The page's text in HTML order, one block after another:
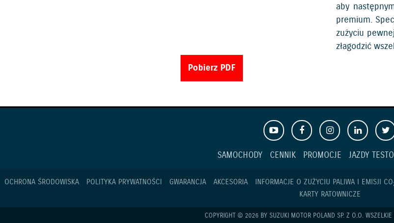
aby
premium.
zużyciu
złagodzić
Pobierz PDF
SAMOCHODY CENNIK PROMOCJE JAZDY
OCHRONA ŚRODOWISKA POLITYKA PRYWATNOŚCI GWARANCJA AKCESORIA INFORMACJE O ZUŻYCIU PALIWA I EMISJI CO
KARTY RATOWNICZE
COPYRIGHT © 2026 BY SUZUKI MOTOR POLAND SP. Z O.O. WSZELKIE